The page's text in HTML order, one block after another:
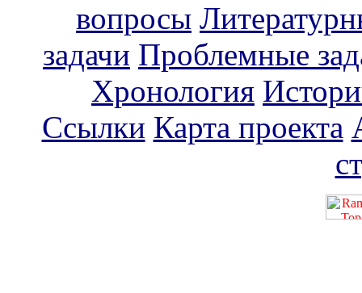
вопросы
задачи Проблемные
Хронология
Ссылки Карта проекта